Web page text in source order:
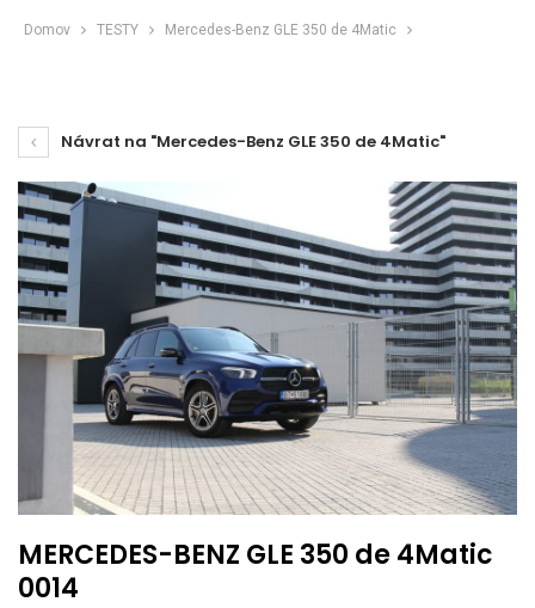
Domov TESTY Mercedes-Benz GLE 350 de 4Matic
Návrat na "Mercedes-Benz GLE 350 de 4Matic"
MERCEDES-BENZ GLE 350 de 4Matic
0014